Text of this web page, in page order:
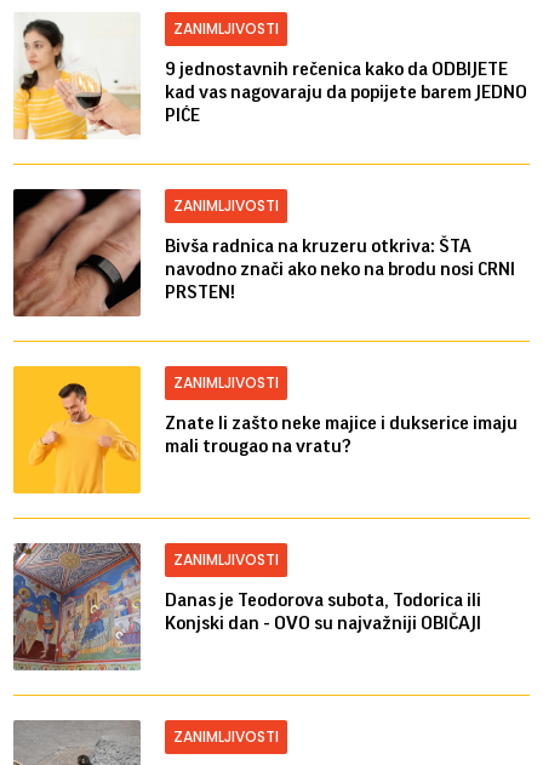
ZANIMLJIVOSTI
9 jednostavnih rečenica kako da ODBIJETE
kad vas nagovaraju da popijete barem JEDNO
PIĆE
ZANIMLJIVOSTI
Bivša radnica na kruzeru otkriva: ŠTA
navodno znači ako neko na brodu nosi CRNI
PRSTEN!
ZANIMLJIVOSTI
Znate li zašto neke majice i dukserice imaju
mali trougao na vratu?
ZANIMLJIVOSTI
Danas je Teodorova subota, Todorica ili
Konjski dan - OVO su najvažniji OBIČAJI
ZANIMLJIVOSTI